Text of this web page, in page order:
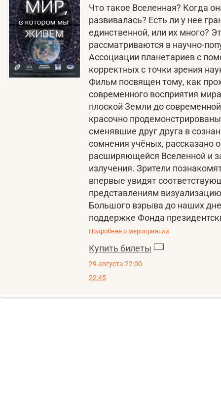
Что такое Вселенная? Когда
развивалась? Есть ли у нее
единственной, или их много?
рассматриваются в научно-
Ассоциации планетариев с
корректных с точки зрения
Фильм посвящен тому, как
современного восприятия
плоской Земли до
красочно
сменявшие друг друга в
сомнения учёных, рассказано
расширяющейся Вселенной и
излучения. Зрители
впервые увидят
представлениям
Большого взрыва до наших
поддержке Фонда
Подробнее о мероприятии
Купить билеты
29 августа 22:00 -
22:45